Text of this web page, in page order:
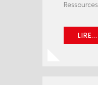
Ressources
LIRE...